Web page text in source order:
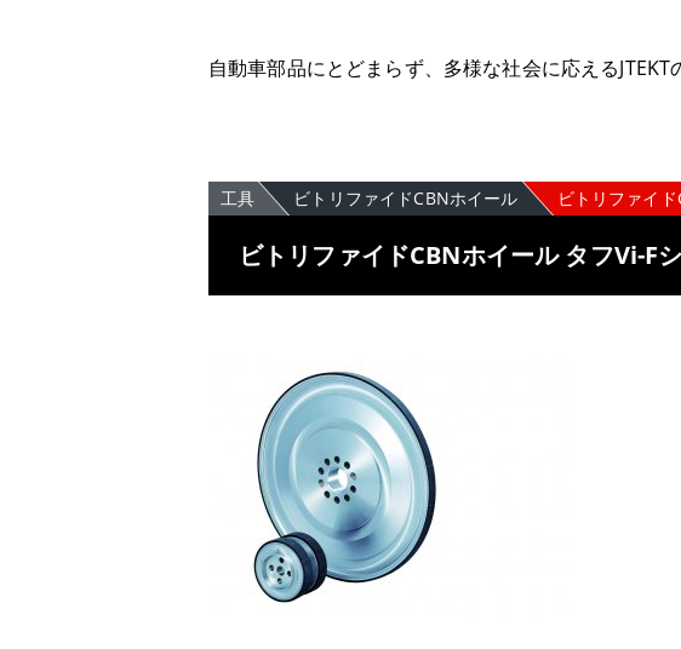
自動車部品にとどまらず、多様な社会に応える
工具 ビトリファイドCBNホイール ビトリファイ
ビトリファイドCBNホイール タフVi-F